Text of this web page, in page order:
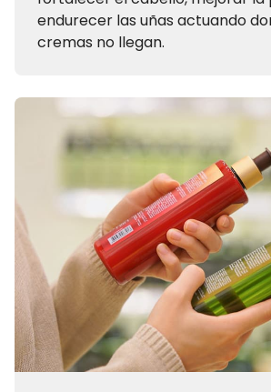
endurecer las uñas actuando
cremas no llegan.